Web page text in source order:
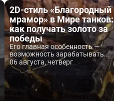
2D-стиль «Благородный
мрамор» в Мире танков:
как получать золото за
победы
Его главная особенность —
возможность зарабатывать...
06 августа, четверг